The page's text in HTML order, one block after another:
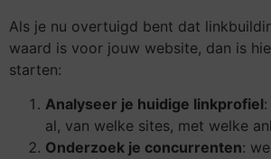
Als je nu overtuigd bent dat
waard is voor jouw website, dan is
starten:
Analyseer je huidige linkprofiel
al, van welke sites, met welke
Onderzoek je concurrenten: